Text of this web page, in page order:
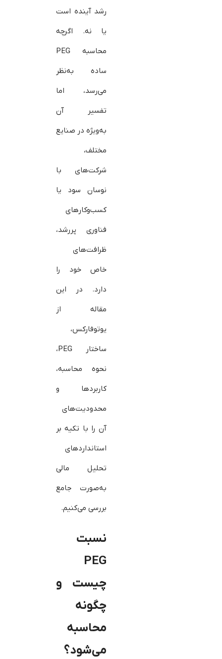
رشد آینده است
یا نه. اگرچه
محاسبه PEG
ساده به‌نظر
می‌رسد، اما
تفسیر آن
به‌ویژه در صنایع
مختلف،
شرکت‌های با
نوسان سود یا
کسب‌وکارهای
فناوری پررشد،
ظرافت‌های
خاص خود را
دارد. در این
مقاله از
یوتوفارکس،
ساختار PEG،
نحوه محاسبه،
کاربردها و
محدودیت‌های
آن را با تکیه بر
استانداردهای
تحلیل مالی
به‌صورت جامع
بررسی می‌کنیم.
نسبت
PEG
چیست و
چگونه
محاسبه
می‌شود؟